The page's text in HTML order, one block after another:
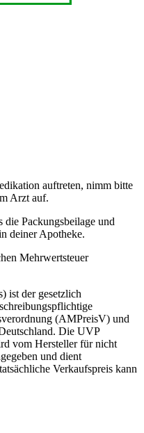
auftreten, nimm bitte
Arzt auf.
Packungsbeilage und
deiner Apotheke.
Mehrwertsteuer
ist der gesetzlich
(AMPreisV) und
Die UVP
vom Hersteller für nicht
und dient
Verkaufspreis kann